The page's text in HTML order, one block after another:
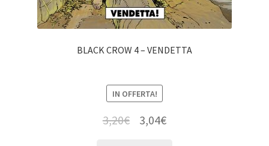
BLACK CROW 4 – VENDETTA
IN OFFERTA!
3,20€ 3,04€